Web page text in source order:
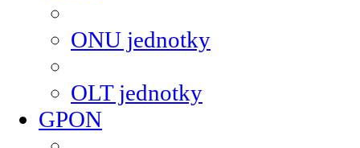
ONU jednotky
OLT jednotky
GPON